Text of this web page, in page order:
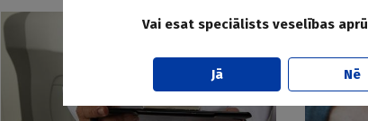
Vai esat speciālists veselības
Jā Nē